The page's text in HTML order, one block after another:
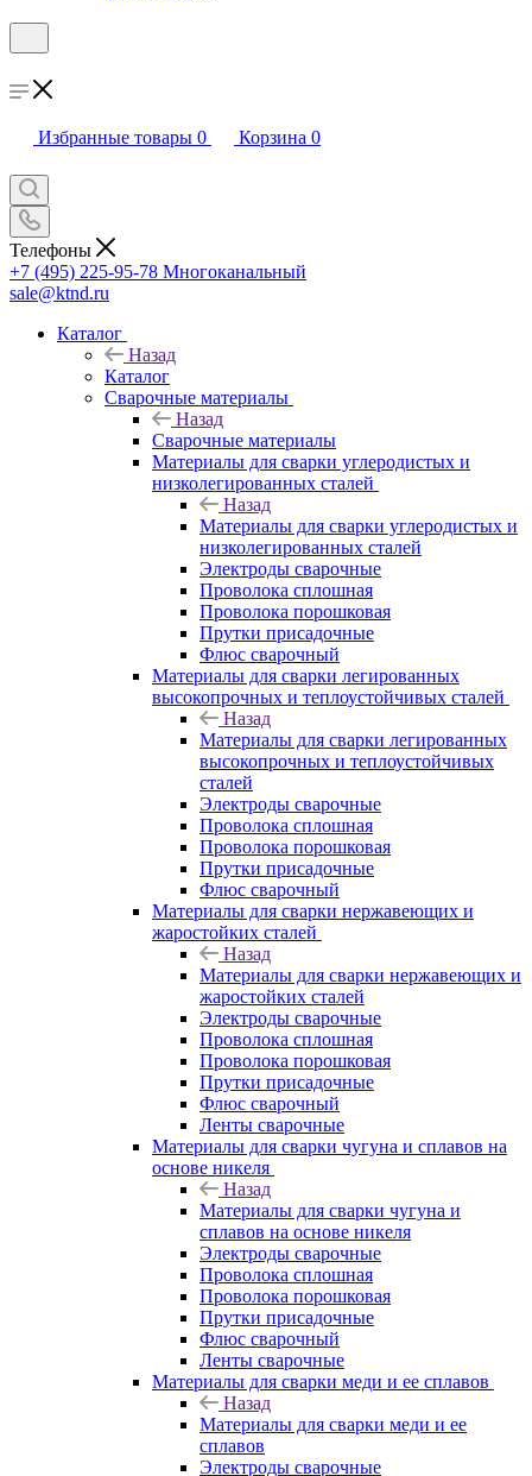
Избранные товары 0 Корзина 0
Телефоны
+7 (495) 225-95-78 Многоканальный
sale@ktnd.ru
Каталог
Назад
Каталог
Сварочные материалы
Назад
Сварочные материалы
Материалы для сварки углеродистых и
низколегированных сталей
Назад
Материалы для сварки углеродистых и
низколегированных сталей
Электроды сварочные
Проволока сплошная
Проволока порошковая
Прутки присадочные
Флюс сварочный
Материалы для сварки легированных
высокопрочных и теплоустойчивых сталей
Назад
Материалы для сварки легированных
высокопрочных и теплоустойчивых
сталей
Электроды сварочные
Проволока сплошная
Проволока порошковая
Прутки присадочные
Флюс сварочный
Материалы для сварки нержавеющих и
жаростойких сталей
Назад
Материалы для сварки нержавеющих и
жаростойких сталей
Электроды сварочные
Проволока сплошная
Проволока порошковая
Прутки присадочные
Флюс сварочный
Ленты сварочные
Материалы для сварки чугуна и сплавов на
основе никеля
Назад
Материалы для сварки чугуна и
сплавов на основе никеля
Электроды сварочные
Проволока сплошная
Проволока порошковая
Прутки присадочные
Флюс сварочный
Ленты сварочные
Материалы для сварки меди и ее сплавов
Назад
Материалы для сварки меди и ее
сплавов
Электроды сварочные